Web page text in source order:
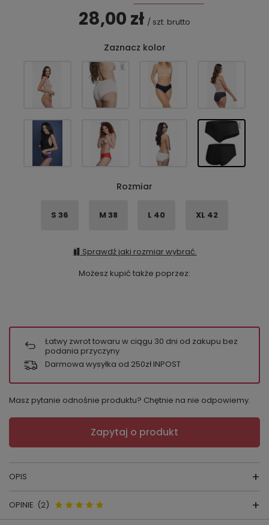
28,00 zł / szt. brutto
Zaznacz kolor
Rozmiar
S 36 M 38 L 40 XL 42
Sprawdź jaki rozmiar wybrać.
Możesz kupić także poprzez:
Łatwy zwrot towaru w ciągu 30 dni od zakupu bez
podania przyczyny
Darmowa wysyłka od 250zł INPOST
Masz pytanie odnośnie produktu? Chętnie na nie odpowiemy.
Zapytaj o produkt
OPIS
FIGI Simple Panty
OPINIE (2)